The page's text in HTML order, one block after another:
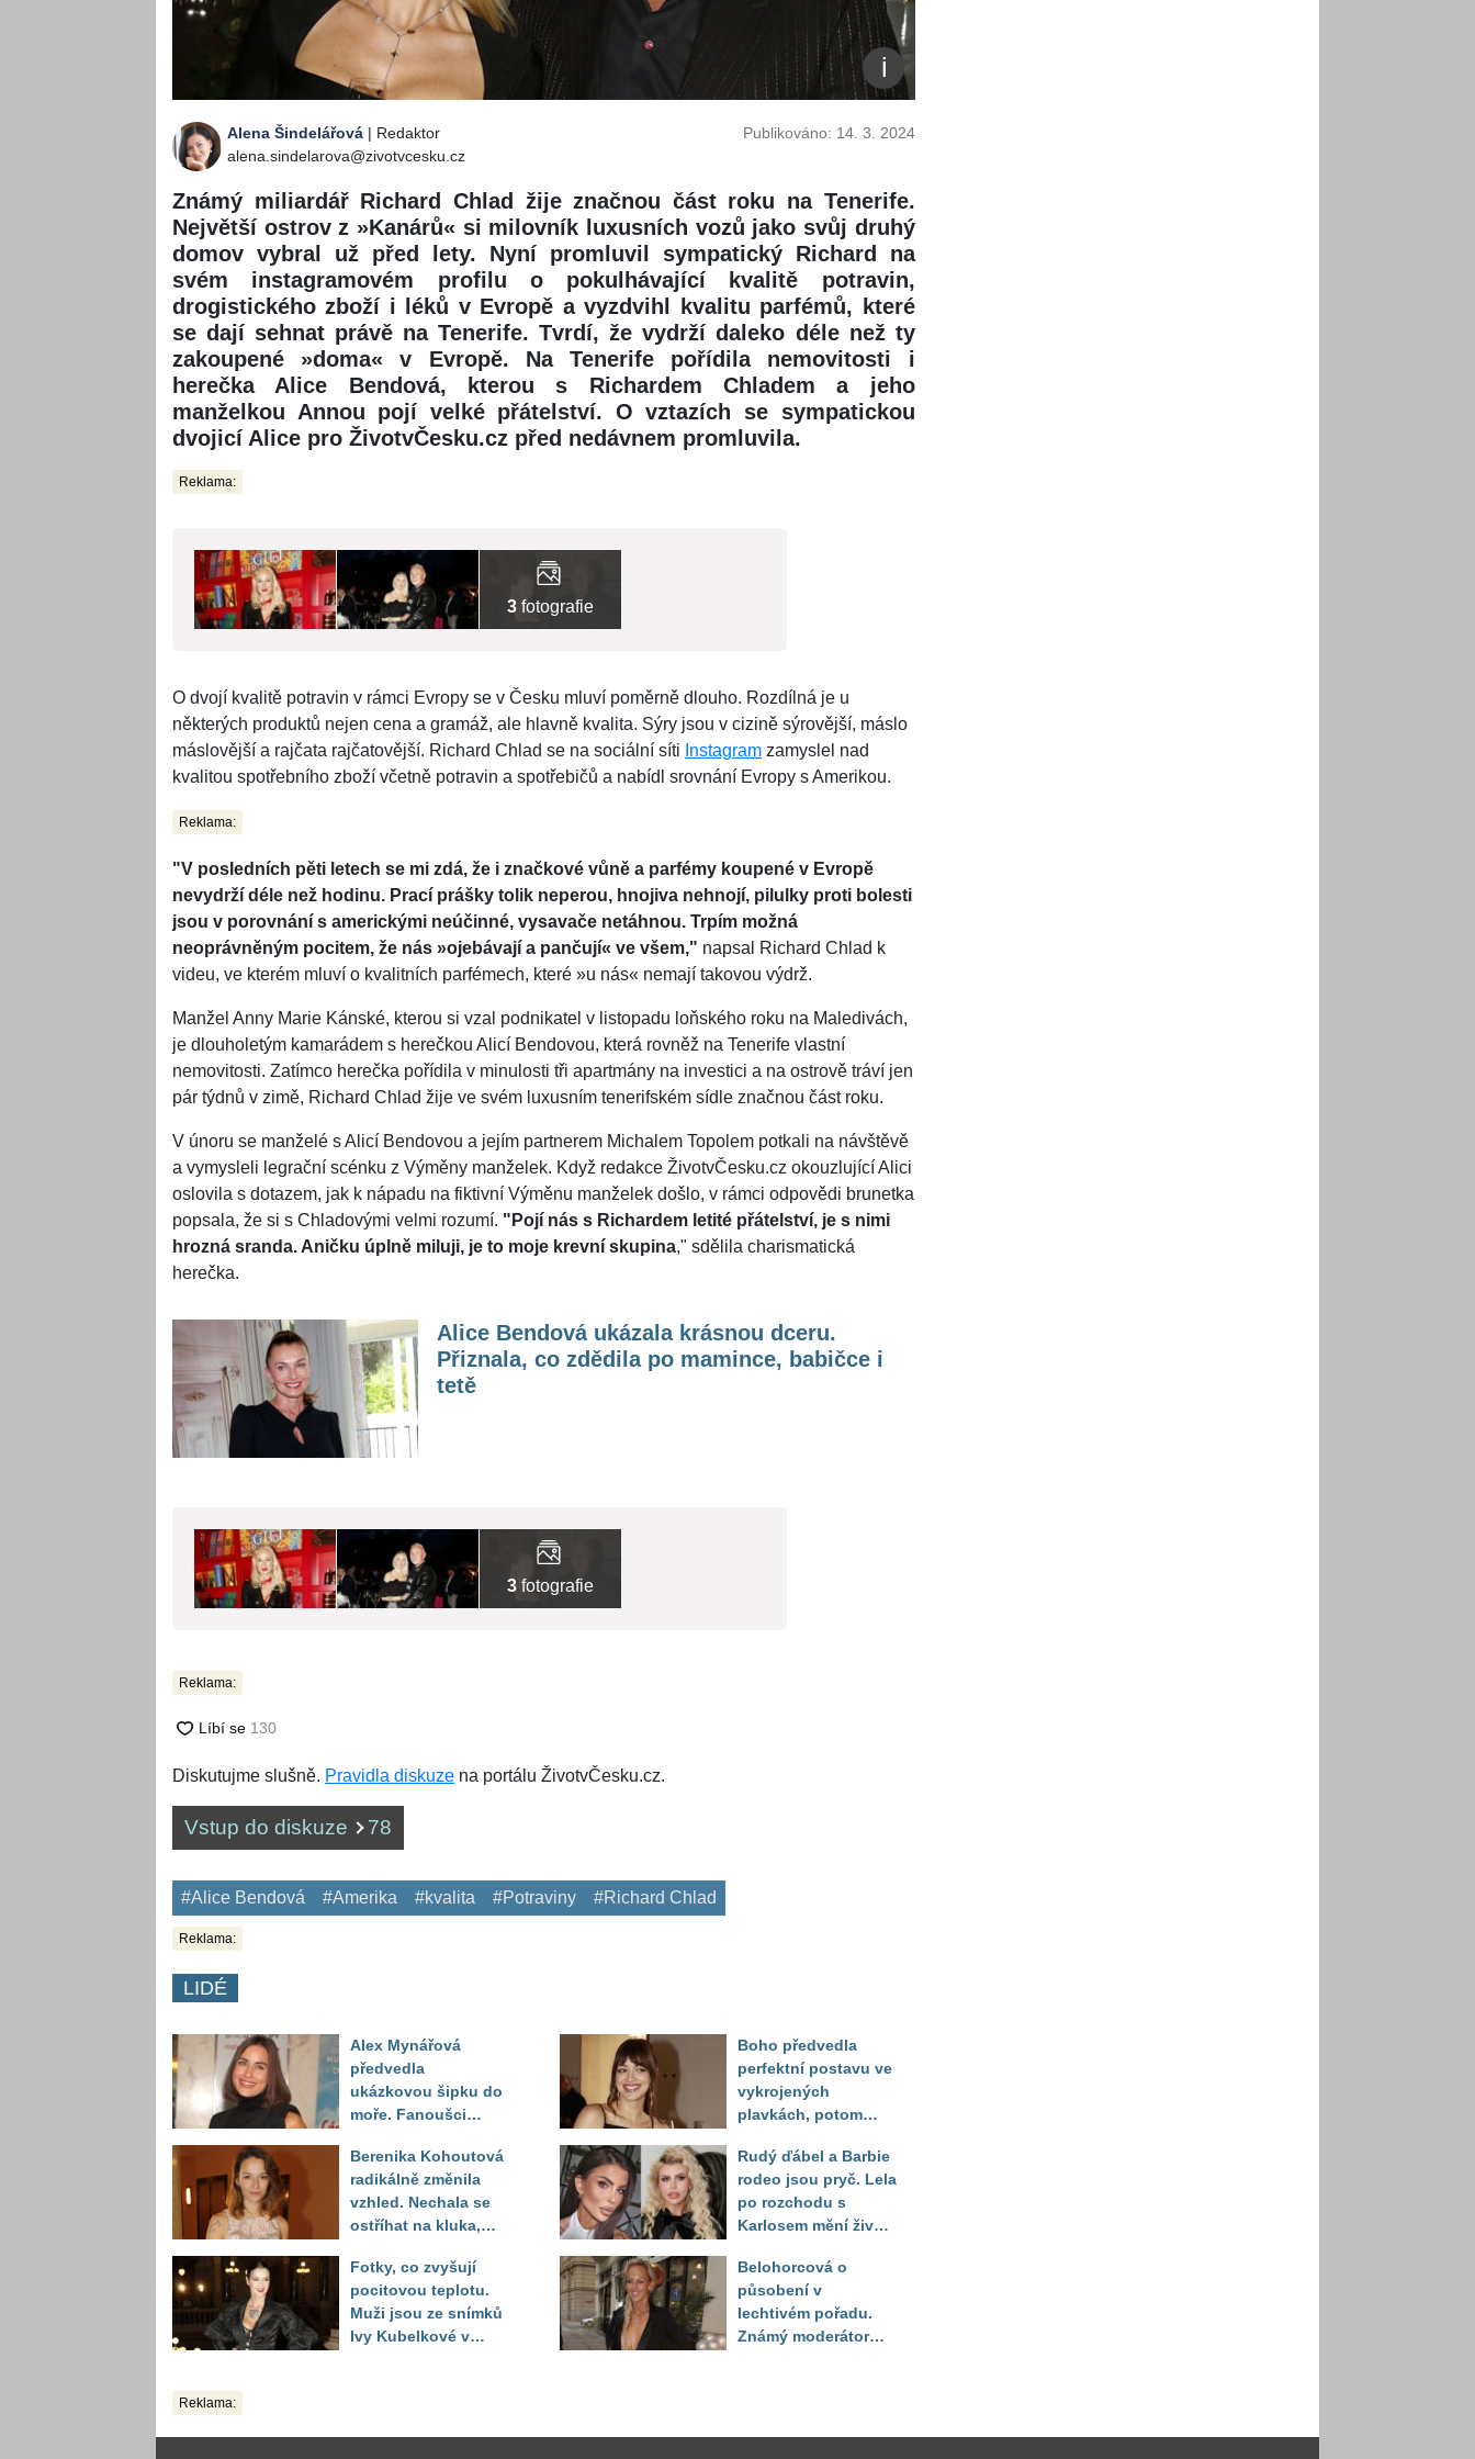
Alena Šindelářová | Redaktor
alena.sindelarova@zivotvcesku.cz
Publikováno: 14. 3. 2024
Známý miliardář Richard Chlad žije značnou část roku na Tenerife.
Největší ostrov z »Kanárů« si milovník luxusních vozů jako svůj druhý
domov vybral už před lety. Nyní promluvil sympatický Richard na
svém instagramovém profilu o pokulhávající kvalitě potravin,
drogistického zboží i léků v Evropě a vyzdvihl kvalitu parfémů, které
se dají sehnat právě na Tenerife. Tvrdí, že vydrží daleko déle než ty
zakoupené »doma« v Evropě. Na Tenerife pořídila nemovitosti i
herečka Alice Bendová, kterou s Richardem Chladem a jeho
manželkou Annou pojí velké přátelství. O vztazích se sympatickou
dvojicí Alice pro ŽivotvČesku.cz před nedávnem promluvila.
Reklama:
3 fotografie
O dvojí kvalitě potravin v rámci Evropy se v Česku mluví poměrně dlouho. Rozdílná je u
některých produktů nejen cena a gramáž, ale hlavně kvalita. Sýry jsou v cizině sýrovější, máslo
máslovější a rajčata rajčatovější. Richard Chlad se na sociální síti Instagram zamyslel nad
kvalitou spotřebního zboží včetně potravin a spotřebičů a nabídl srovnání Evropy s Amerikou.
Reklama:
"V posledních pěti letech se mi zdá, že i značkové vůně a parfémy koupené v Evropě
nevydrží déle než hodinu. Prací prášky tolik neperou, hnojiva nehnojí, pilulky proti bolesti
jsou v porovnání s americkými neúčinné, vysavače netáhnou. Trpím možná
neoprávněným pocitem, že nás »ojebávají a pančují« ve všem," napsal Richard Chlad k
videu, ve kterém mluví o kvalitních parfémech, které »u nás« nemají takovou výdrž.
Manžel Anny Marie Kánské, kterou si vzal podnikatel v listopadu loňského roku na Maledivách,
je dlouholetým kamarádem s herečkou Alicí Bendovou, která rovněž na Tenerife vlastní
nemovitosti. Zatímco herečka pořídila v minulosti tři apartmány na investici a na ostrově tráví jen
pár týdnů v zimě, Richard Chlad žije ve svém luxusním tenerifském sídle značnou část roku.
V únoru se manželé s Alicí Bendovou a jejím partnerem Michalem Topolem potkali na návštěvě
a vymysleli legrační scénku z Výměny manželek. Když redakce ŽivotvČesku.cz okouzlující Alici
oslovila s dotazem, jak k nápadu na fiktivní Výměnu manželek došlo, v rámci odpovědi brunetka
popsala, že si s Chladovými velmi rozumí. "Pojí nás s Richardem letité přátelství, je s nimi
hrozná sranda. Aničku úplně miluji, je to moje krevní skupina," sdělila charismatická
herečka.
Alice Bendová ukázala krásnou dceru.
Přiznala, co zdědila po mamince, babičce i
tetě
3 fotografie
Reklama:
Diskutujme slušně. Pravidla diskuze na portálu ŽivotvČesku.cz.
Vstup do diskuze 78
#Alice Bendová #Amerika #kvalita #Potraviny #Richard Chlad
Reklama:
LIDÉ
Alex Mynářová
předvedla
ukázkovou šipku do
moře. Fanoušci
toho vypadá
Berenika Kohoutová
radikálně změnila
vzhled. Nechala se
ostříhat na kluka,
překvapily
Fotky, co zvyšují
pocitovou teplotu.
Muži jsou ze snímků
Ivy Kubelkové v
Boho předvedla
perfektní postavu ve
vykrojených
plavkách, potom
těla
Rudý ďábel a Barbie
rodeo jsou pryč. Lela
po rozchodu s
Karlosem mění život i
Sandeva
Belohorcová o
působení v
lechtivém pořadu.
Známý moderátor
Reklama: